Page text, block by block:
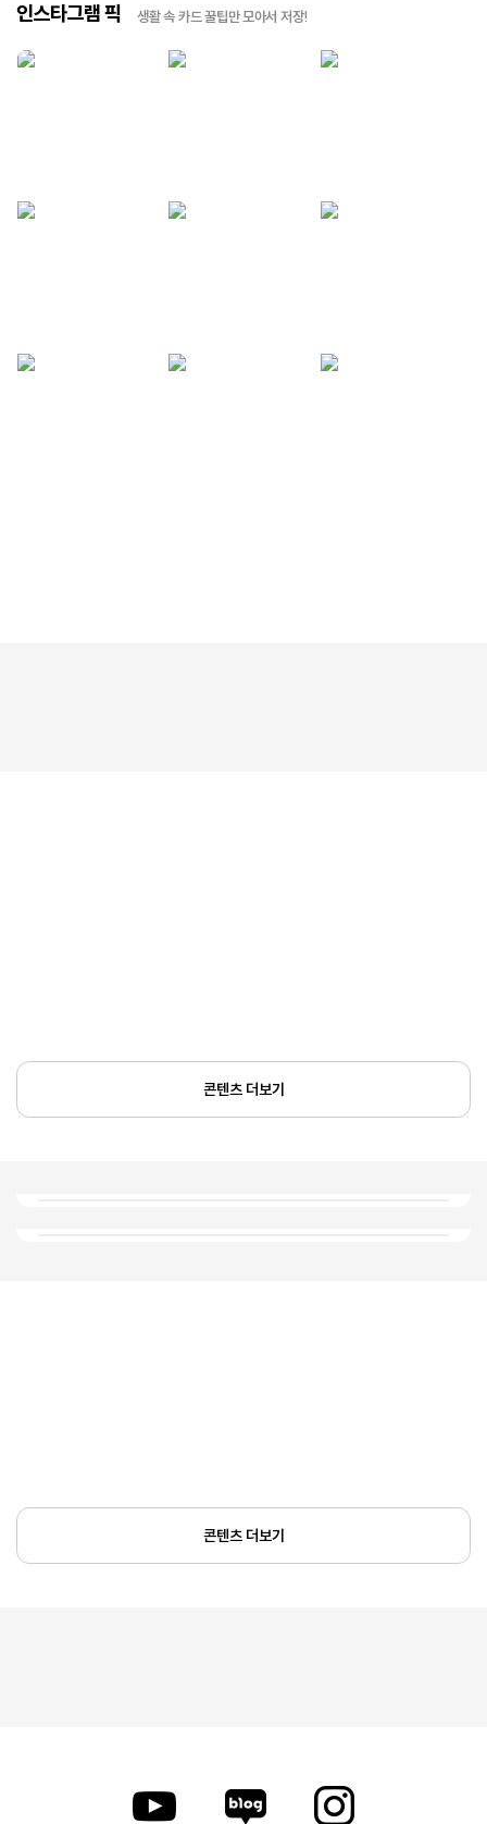
인스타그램 픽 생활 속 카드 꿀팁만 모아서 저장!
콘텐츠 더보기
콘텐츠 더보기